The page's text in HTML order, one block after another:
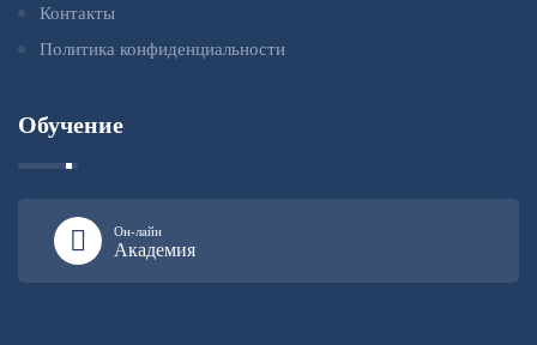
Контакты
Политика конфиденциальности
Обучение
Он-лайн
Академия